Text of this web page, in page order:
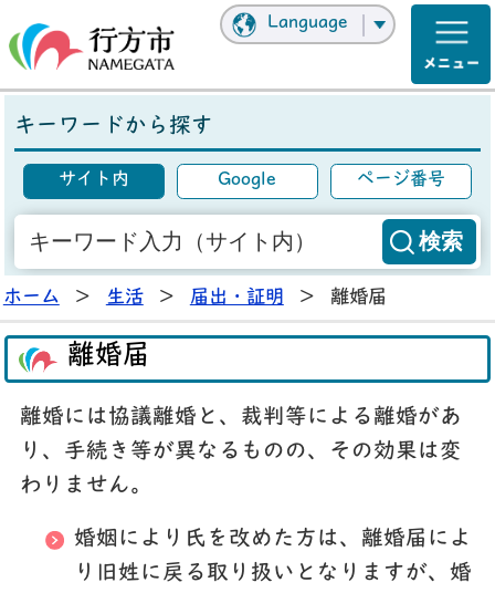
Language
キーワードから探す
サイト内 Google ページ番号
ホーム > 生活 > 届出・証明 > 離婚届
離婚届
離婚には協議離婚と、裁判等による離婚があ
り、手続き等が異なるものの、その効果は変
わりません。
婚姻により氏を改めた方は、離婚届によ
り旧姓に戻る取り扱いとなりますが、婚